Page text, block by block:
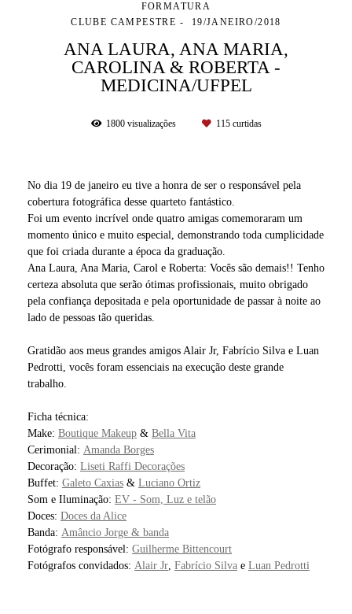
FORMATURA
CLUBE CAMPESTRE
19/JANEIRO/2018
ANA LAURA, ANA MARIA,
CAROLINA & ROBERTA -
MEDICINA/UFPEL
1800visualizações 115curtidas
No dia 19 de janeiro eu tive a honra de ser o responsável pela
cobertura fotográfica desse quarteto fantástico.
Foi um evento incrível onde quatro amigas comemoraram um
momento único e muito especial, demonstrando toda cumplicidade
que foi criada durante a época da graduação.
Ana Laura, Ana Maria, Carol e Roberta: Vocês são demais!! Tenho
certeza absoluta que serão ótimas profissionais, muito obrigado
pela confiança depositada e pela oportunidade de passar à noite ao
lado de pessoas tão queridas.
Gratidão aos meus grandes amigos Alair Jr, Fabrício Silva e Luan
Pedrotti, vocês foram essenciais na execução deste grande
trabalho.
Ficha técnica:
Make: Boutique Makeup & Bella Vita
Cerimonial: Amanda Borges
Decoração: Liseti Raffi Decorações
Buffet: Galeto Caxias & Luciano Ortiz
Som e Iluminação: EV - Som, Luz e telão
Doces: Doces da Alice
Banda: Amâncio Jorge & banda
Fotógrafo responsável: Guilherme Bittencourt
Fotógrafos convidados: Alair Jr Fabrício Silva e Luan Pedrotti